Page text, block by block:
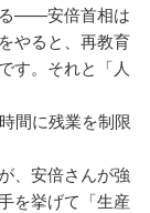
る——安倍首相は
やると、再教育
す。それと「人
間に残業を制限
、安倍さんが強
を挙げて「生産